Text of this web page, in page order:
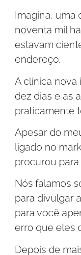
Imagina, uma
noventa mil
estavam
endereço.
A clínica nova
dez dias e as
praticamente
Apesar do
ligado no
procurou
Nós falamos
para divulgar
para você
erro que eles
Depois de